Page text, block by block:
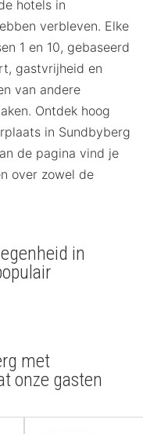
hotels in
verbleven. Elke
1 en 10, gebaseerd
gastvrijheid en
van andere
Ontdek hoog
in Sundbyberg
de pagina vind je
over zowel de
in
met
onze gasten